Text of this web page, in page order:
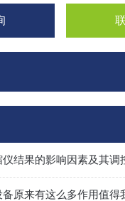
结果的影响因素及其调
原来有这么多作用值得